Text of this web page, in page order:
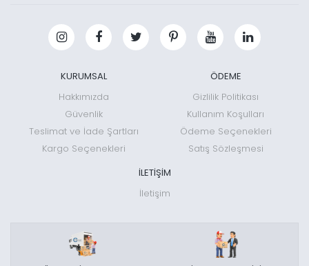
KURUMSAL
Hakkımızda
Güvenlik
Teslimat ve İade Şartları
Kargo Seçenekleri
ÖDEME
Gizlilik Politikası
Kullanım Koşulları
Ödeme Seçenekleri
Satış Sözleşmesi
İLETİŞİM
İletişim